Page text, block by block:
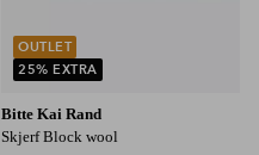
Bitte Kai Rand
Skjerf Block wool
OUTLET
25% EXTRA